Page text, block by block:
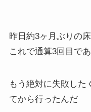
昨日約3ヶ月ぶりの
これで通算3回目で
もう絶対に失敗した
てから行ったんだ